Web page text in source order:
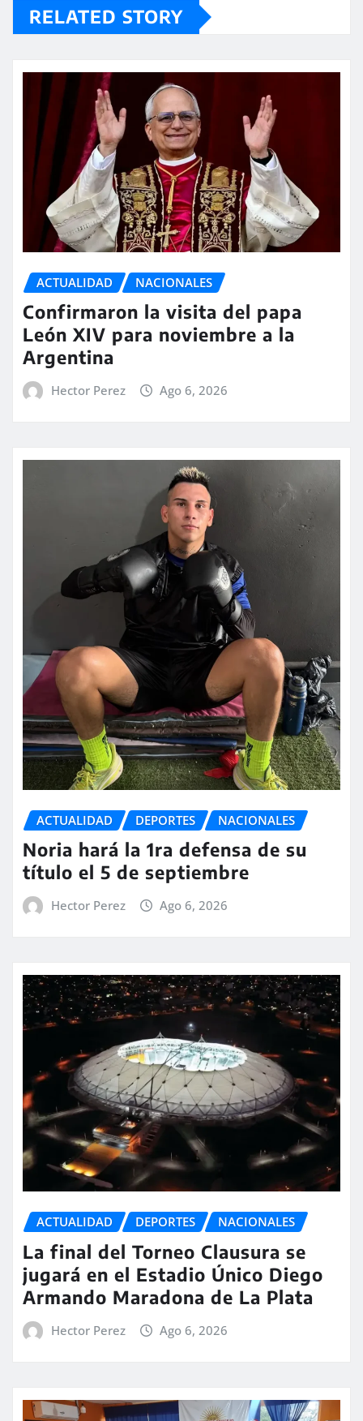
RELATED STORY
ACTUALIDAD NACIONALES
Confirmaron la visita del papa
León XIV para noviembre a la
Argentina
Hector Perez Ago 6, 2026
ACTUALIDAD DEPORTES NACIONALES
Noria hará la 1ra defensa de su
título el 5 de septiembre
Hector Perez Ago 6, 2026
ACTUALIDAD DEPORTES NACIONALES
La final del Torneo Clausura se
jugará en el Estadio Único Diego
Armando Maradona de La Plata
Hector Perez Ago 6, 2026